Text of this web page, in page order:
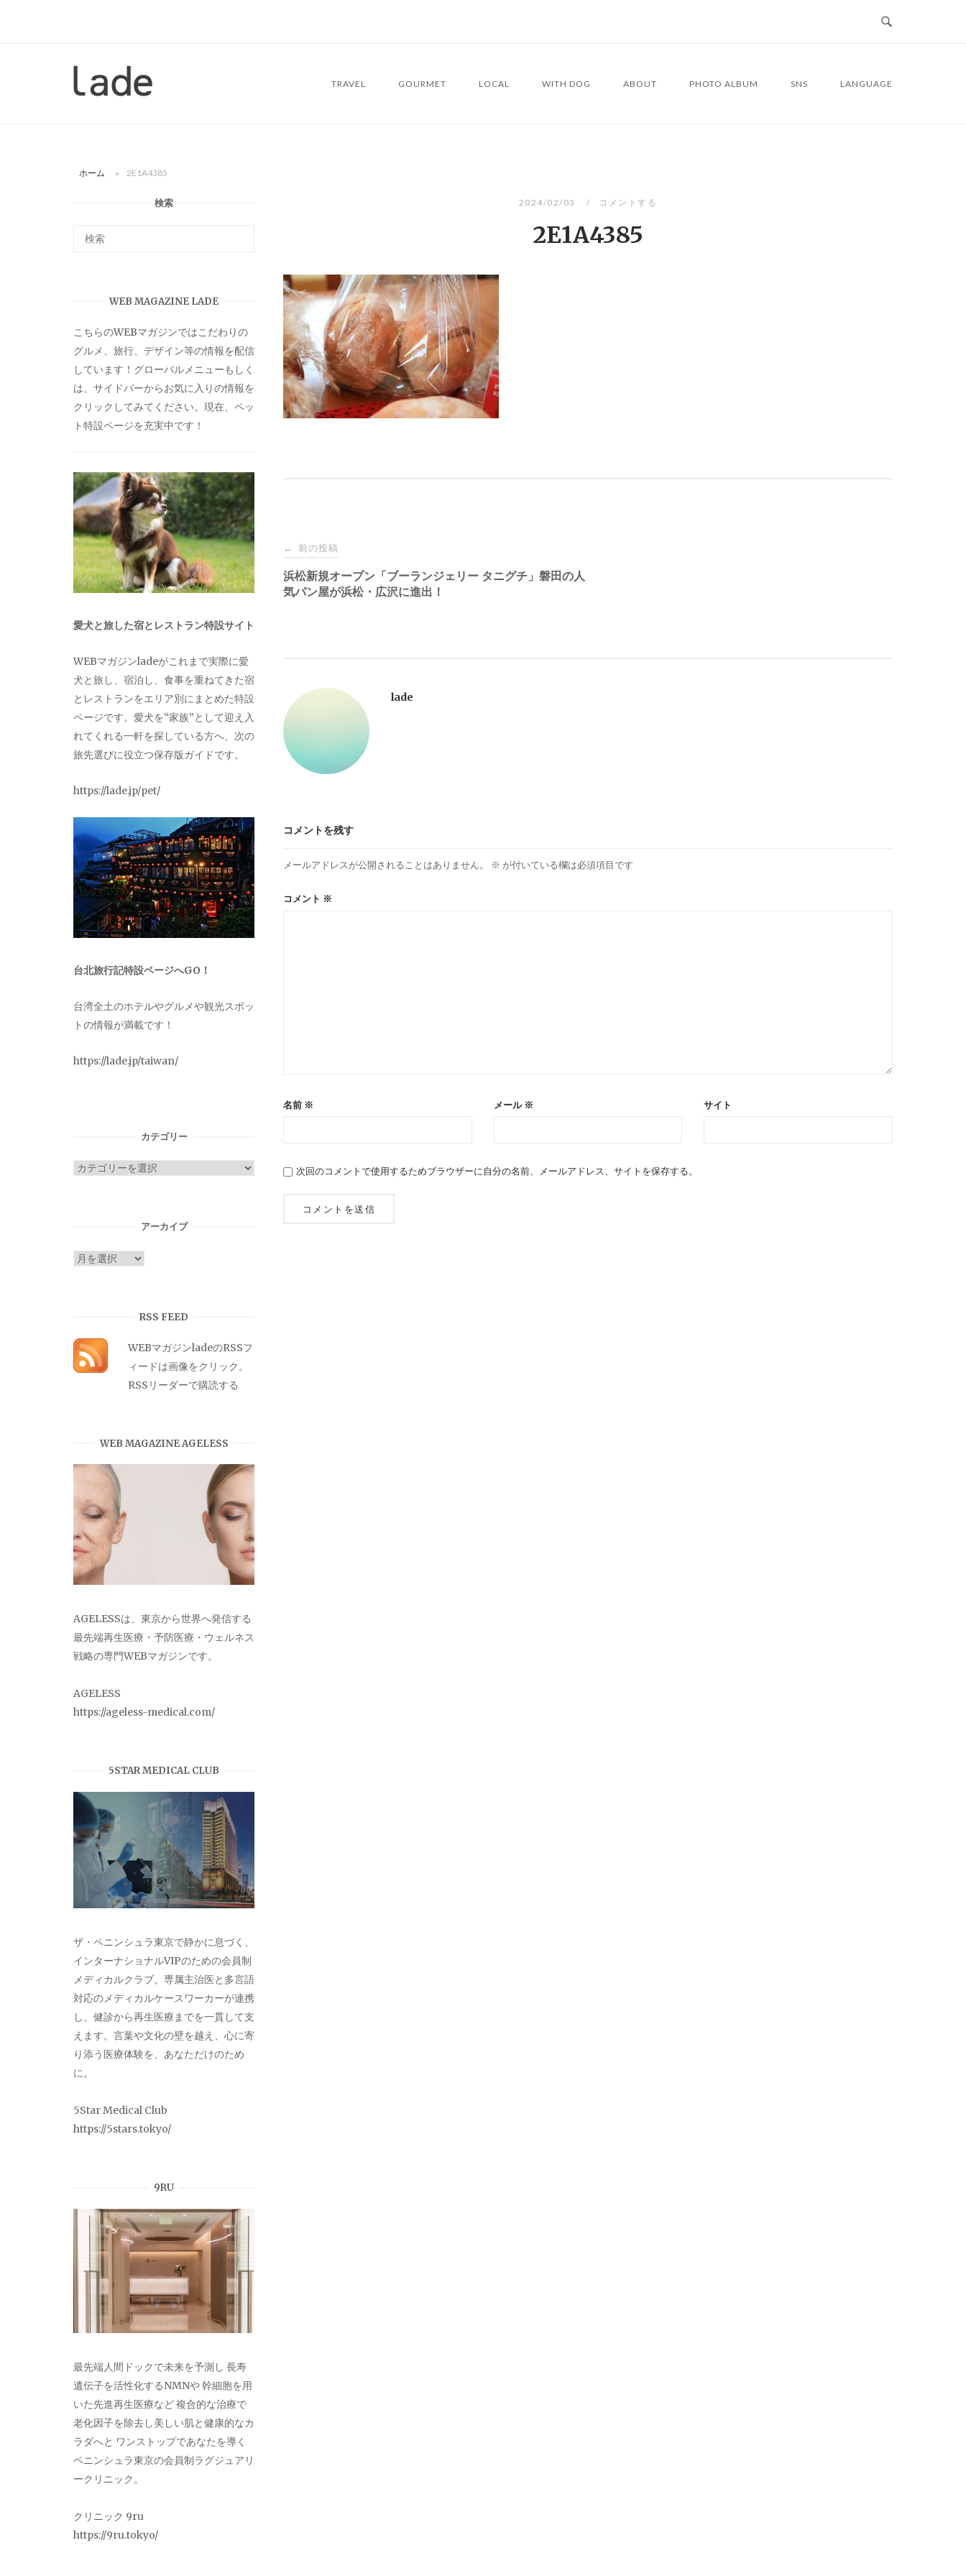
ー
TRAVEL GOURMET LOCAL WITH DOG ABOUT PHOTO ALBUM SNS LANGUAGE
ホーム » 2E1A4385
2024/02/03 コメントする
2E1A4385
投
稿
ゲ
ー
シ
ン
← 前の投稿
浜松新規オープン「ブーランジェリー タニグチ」磐田の人
気パン屋が浜松・広沢に進出！
lade
コメントを残す
メールアドレスが公開されることはありません。 ※ が付いている欄は必須項目です
コメント ※
名前 ※ メール ※ サイト
次回のコメントで使用するためブラウザーに自分の名前、メールアドレス、サイトを保存する。
検索
WEB MAGAZINE LADE
こちらのWEBマガジンではこだわりの
グルメ、旅行、デザイン等の情報を配信
しています！グローバルメニューもしく
は、サイドバーからお気に入りの情報を
クリックしてみてください。現在、ペッ
ト特設ページを充実中です！
愛犬と旅した宿とレストラン特設サイト
WEBマガジンladeがこれまで実際に愛
犬と旅し、宿泊し、食事を重ねてきた宿
とレストランをエリア別にまとめた特設
ページです。愛犬を“家族”として迎え入
れてくれる一軒を探している方へ、次の
旅先選びに役立つ保存版ガイドです。
https://lade.jp/pet/
台北旅行記特設ページへGO！
台湾全土のホテルやグルメや観光スポッ
トの情報が満載です！
https://lade.jp/taiwan/
カテゴリー
カ
アーカイブ
ア
RSS FEED
WEBマガジンladeのRSSフ
ィードは画像をクリック。
RSSリーダーで購読する
WEB MAGAZINE AGELESS
AGELESSは、東京から世界へ発信する
最先端再生医療・予防医療・ウェルネス
戦略の専門WEBマガジンです。
AGELESS
https://ageless-medical.com/
5STAR MEDICAL CLUB
ザ・ペニンシュラ東京で静かに息づく、
インターナショナルVIPのための会員制
メディカルクラブ。専属主治医と多言語
対応のメディカルケースワーカーが連携
し、健診から再生医療までを一貫して支
えます。言葉や文化の壁を越え、心に寄
り添う医療体験を、あなただけのため
に。
5Star Medical Club
https://5stars.tokyo/
9RU
最先端人間ドックで未来を予測し 長寿
遺伝子を活性化するNMNや 幹細胞を用
いた先進再生医療など 複合的な治療で
老化因子を除去し美しい肌と健康的なカ
ラダへと ワンストップであなたを導く
ペニンシュラ東京の会員制ラグジュアリ
ークリニック。
クリニック 9ru
https://9ru.tokyo/